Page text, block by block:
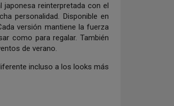
reinterpretada con el
personalidad. Disponible en
versión mantiene la fuerza
como para regalar. También
de verano.
incluso a los looks más